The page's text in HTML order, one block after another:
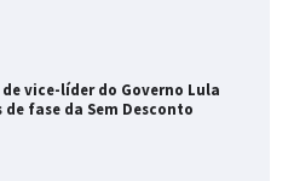
vice-líder do Governo Lula
de fase da Sem Desconto